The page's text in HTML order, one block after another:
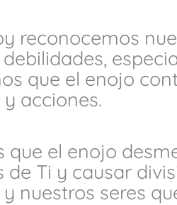
reconocemos
que el enojo
acciones.
que el enojo
de Ti y causar
nuestros seres